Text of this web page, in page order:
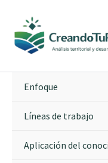
contenido
Enfoque
Líneas de trabajo
Aplicación del